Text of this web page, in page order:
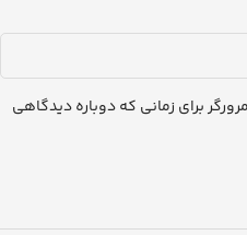
برای زمانی که دوباره دیدگاهی